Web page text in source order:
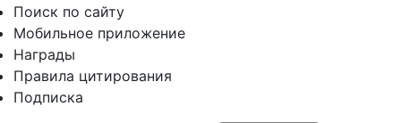
Поиск по сайту
Мобильное приложение
Награды
Правила цитирования
Подписка